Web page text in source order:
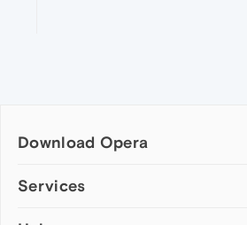
Download Opera
Computer browsers
Services